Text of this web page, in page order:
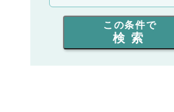
出力を選ぶ
同時通話人数を選ぶ
この条件で
検索